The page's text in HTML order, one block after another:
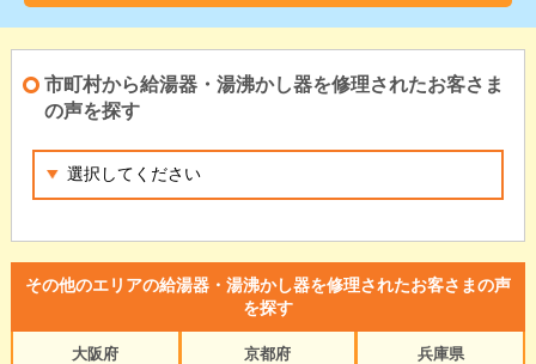
市町村から給湯器・湯沸かし器を修理されたお客さま
の声を探す
その他のエリアの給湯器・湯沸かし器を修理されたお客さまの声
を探す
大阪府
京都府
兵庫県